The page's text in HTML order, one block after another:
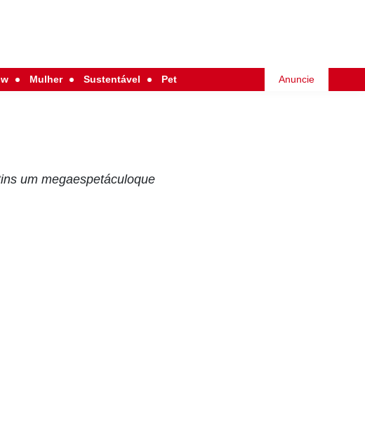
Mulher Sustentável Pet Anuncie
um megaespetáculoque